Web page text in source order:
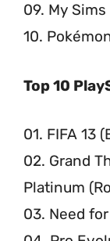
09. My
10.
Top 10
01. FIFA 13
02. Grand
Platinum
03. Need